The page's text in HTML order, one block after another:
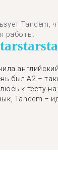
Tandem,
работы.
star
был A2 –
к тесту на
Tandem –